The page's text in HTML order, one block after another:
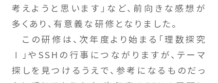
考えようと思います」など、前向きな感想が
多くあり、有意義な研修となりました。
この研修は、次年度より始まる「理数探究
Ⅰ」やSSHの行事につながりますが、テーマ
探しを見つけるうえで、参考になるものだっ